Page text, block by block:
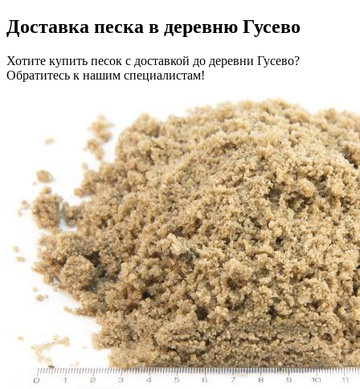
Доставка песка в деревню Гусево
Хотите купить песок с доставкой до деревни Гусево?
Обратитесь к нашим специалистам!